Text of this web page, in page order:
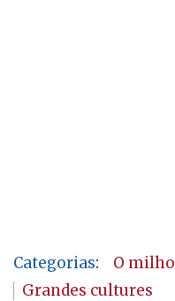
Categorias: O milho
Grandes cultures